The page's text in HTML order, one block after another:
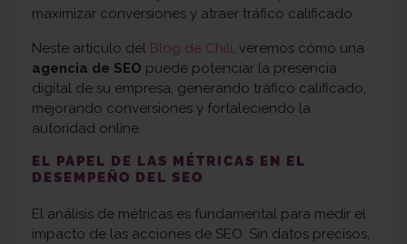
maximizar conversiones y atraer tráfico calificado.
Neste artículo del Blog de Chili, veremos cómo una
agencia de SEO puede potenciar la presencia
digital de su empresa, generando tráfico calificado,
mejorando conversiones y fortaleciendo la
autoridad online.
EL PAPEL DE LAS MÉTRICAS EN EL
DESEMPEÑO DEL SEO
El análisis de métricas es fundamental para medir el
impacto de las acciones de SEO. Sin datos precisos,